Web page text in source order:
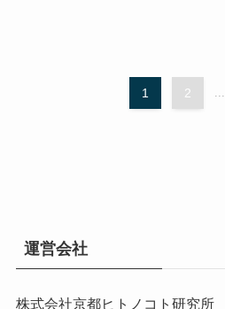
1 2 ...
運営会社
株式会社京都ヒトノコト研究所